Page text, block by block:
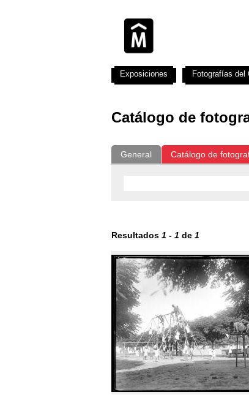
Catálogo de
General Catálogo de
Resultados 1 - 1 de 1
Exposiciones Fotografías del